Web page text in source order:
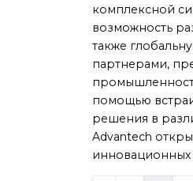
комплексной
возможность
также
партнерами,
помощью
решения в
Advantech